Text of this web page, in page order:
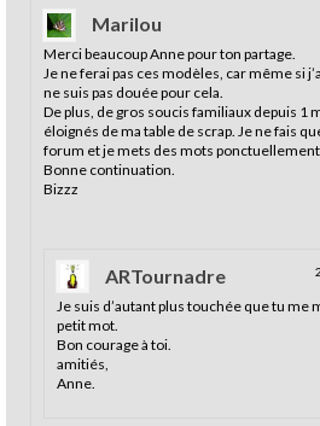
Marilou
Merci beaucoup Anne pour ton partage.
Je ne ferai pas ces modèles, car même si
ne suis pas douée pour cela.
De plus, de gros soucis familiaux depuis 1
éloignés de ma table de scrap. Je ne fais
forum et je mets des mots ponctuellement
Bonne continuation.
Bizzz
ARTournadre
Je suis d’autant plus touchée que tu
petit mot.
Bon courage à toi.
amitiés,
Anne.